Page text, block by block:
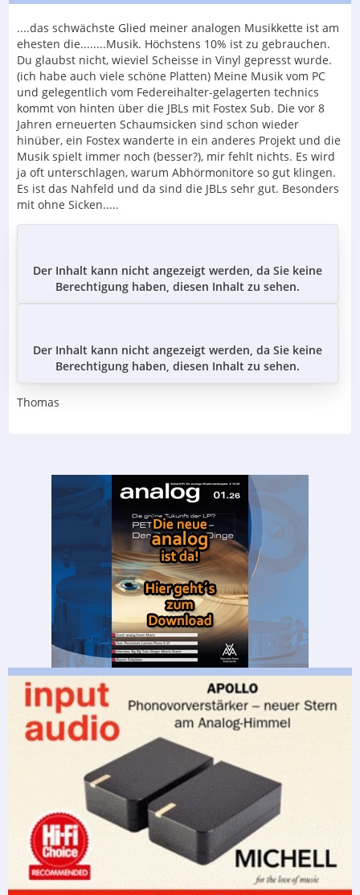
....das schwächste Glied meiner analogen Musikkette ist am
ehesten die........Musik. Höchstens 10% ist zu gebrauchen.
Du glaubst nicht, wieviel Scheisse in Vinyl gepresst wurde.
(ich habe auch viele schöne Platten) Meine Musik vom PC
und gelegentlich vom Federeihalter-gelagerten technics
kommt von hinten über die JBLs mit Fostex Sub. Die vor 8
Jahren erneuerten Schaumsicken sind schon wieder
hinüber, ein Fostex wanderte in ein anderes Projekt und die
Musik spielt immer noch (besser?), mir fehlt nichts. Es wird
ja oft unterschlagen, warum Abhörmonitore so gut klingen.
Es ist das Nahfeld und da sind die JBLs sehr gut. Besonders
mit ohne Sicken.....
Der Inhalt kann nicht angezeigt werden, da Sie keine
Berechtigung haben, diesen Inhalt zu sehen.
Der Inhalt kann nicht angezeigt werden, da Sie keine
Berechtigung haben, diesen Inhalt zu sehen.
Thomas